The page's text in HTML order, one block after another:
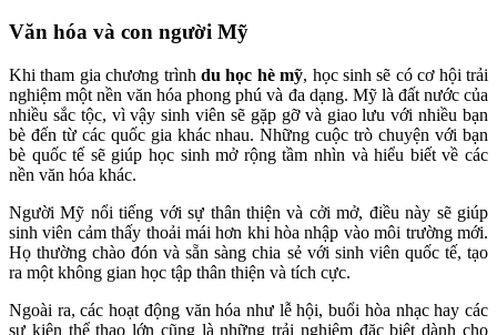
Văn hóa và con người Mỹ
Khi tham gia chương trình du học hè mỹ, học sinh sẽ có cơ hội trải
nghiệm một nền văn hóa phong phú và đa dạng. Mỹ là đất nước của
nhiều sắc tộc, vì vậy sinh viên sẽ gặp gỡ và giao lưu với nhiều bạn
bè đến từ các quốc gia khác nhau. Những cuộc trò chuyện với bạn
bè quốc tế sẽ giúp học sinh mở rộng tầm nhìn và hiểu biết về các
nền văn hóa khác.
Người Mỹ nổi tiếng với sự thân thiện và cởi mở, điều này sẽ giúp
sinh viên cảm thấy thoải mái hơn khi hòa nhập vào môi trường mới.
Họ thường chào đón và sẵn sàng chia sẻ với sinh viên quốc tế, tạo
ra một không gian học tập thân thiện và tích cực.
Ngoài ra, các hoạt động văn hóa như lễ hội, buổi hòa nhạc hay các
sự kiện thể thao lớn cũng là những trải nghiệm đặc biệt dành cho